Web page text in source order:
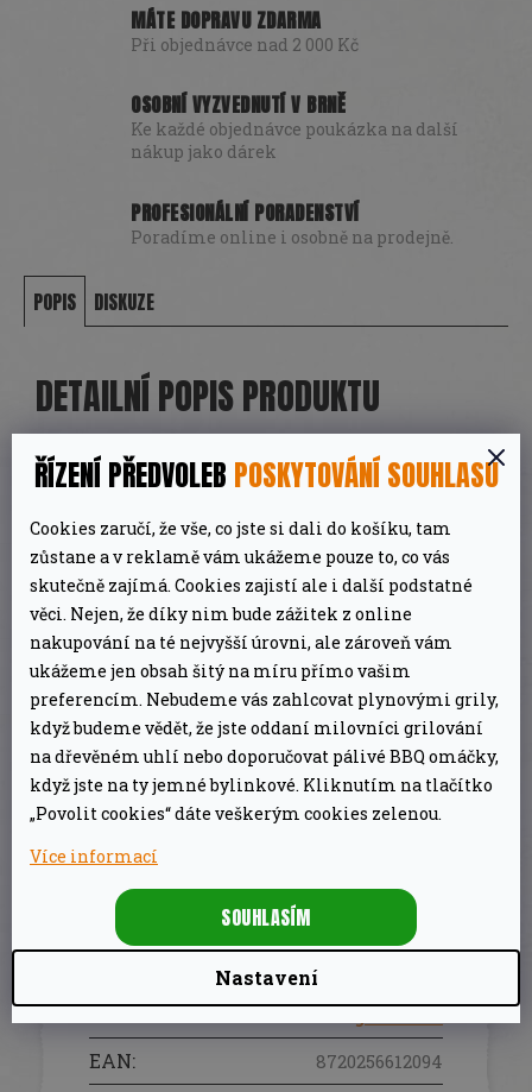
ŘÍZENÍ PŘEDVOLEB POSKYTOVÁNÍ SOUHLASU
Cookies zaručí, že vše, co jste si dali do košíku, tam
zůstane a v reklamě vám ukážeme pouze to, co vás
skutečně zajímá. Cookies zajistí ale i další podstatné
věci. Nejen, že díky nim bude zážitek z online
nakupování na té nejvyšší úrovni, ale zároveň vám
ukážeme jen obsah šitý na míru přímo vašim
preferencím. Nebudeme vás zahlcovat plynovými grily,
když budeme vědět, že jste oddaní milovníci grilování
na dřevěném uhlí nebo doporučovat pálivé BBQ omáčky,
když jste na ty jemné bylinkové. Kliknutím na tlačítko
„Povolit cookies“ dáte veškerým cookies zelenou.
Více informací
Nastavení
SOUHLASÍM
MÁTE DOPRAVU ZDARMA
Při objednávce nad 2 000 Kč
OSOBNÍ VYZVEDNUTÍ V BRNĚ
Ke každé objednávce poukázka na další
nákup jako dárek
PROFESIONÁLNÍ PORADENSTVÍ
Poradíme online i osobně na prodejně.
POPIS DISKUZE
DETAILNÍ POPIS PRODUKTU
Extra dlouhá špachtle Valhal Outdoor je
vyrobena ze dřeva a nerezové oceli.
Flexibilní nerezová ocel dělá z VH.SP4 velmi
všestranný a šikovný nástroj pro použití při
pečení a grilování.
Protože má tato flexibilní stěrka od Valhal
Outdoor krásnou koženou šňůrku, můžete ji
snadno zavěsit na gril při vaření. Originálním
designovým prvkem je logo vikinga Valhal na
kovové části špachtle.
DOPLŇKOVÉ PARAMETRY
Kategorie:
Kleště a nářadí pro
EAN: 8720256612094